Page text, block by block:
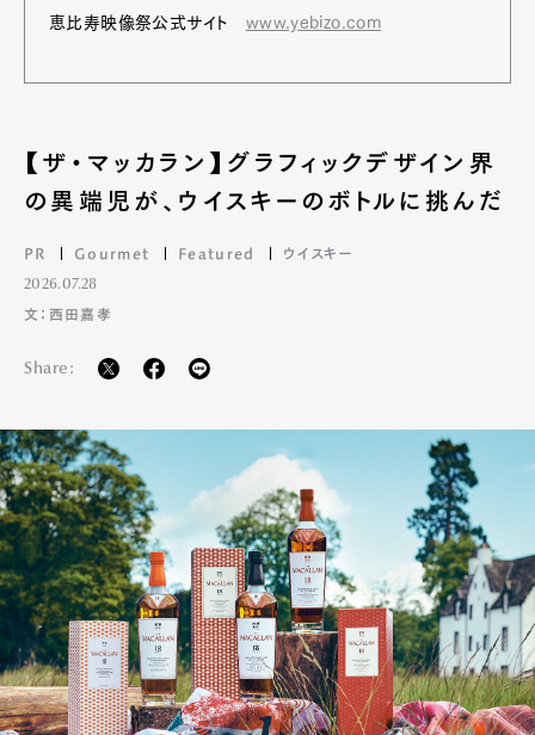
恵比寿映像祭公式サイト www.yebizo.com
【ザ・マッカラン】グラフィックデザイン界
の異端児が、ウイスキーのボトルに挑んだ
PR Gourmet Featured ウイスキー
2026.07.28
文：西田嘉孝
Share: